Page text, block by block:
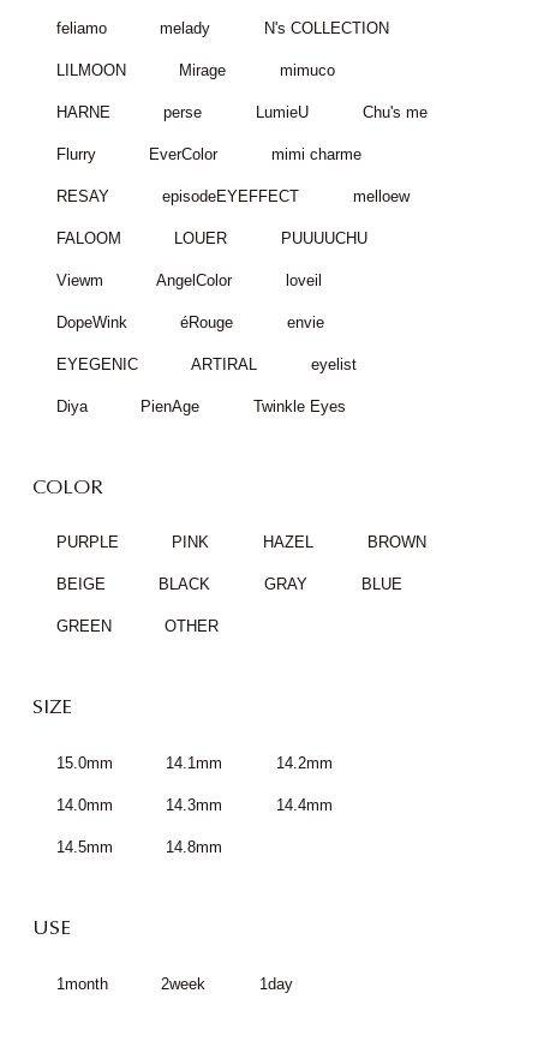
feliamo melady N's COLLECTION
LILMOON Mirage mimuco
HARNE perse LumieU Chu's me
Flurry EverColor mimi charme
RESAY episodeEYEFFECT melloew
FALOOM LOUER PUUUUCHU
Viewm AngelColor loveil
DopeWink éRouge envie
EYEGENIC ARTIRAL eyelist
Diya PienAge Twinkle Eyes
COLOR
PURPLE PINK HAZEL BROWN
BEIGE BLACK GRAY BLUE
GREEN OTHER
SIZE
15.0mm 14.1mm 14.2mm
14.0mm 14.3mm 14.4mm
14.5mm 14.8mm
USE
1month 2week 1day